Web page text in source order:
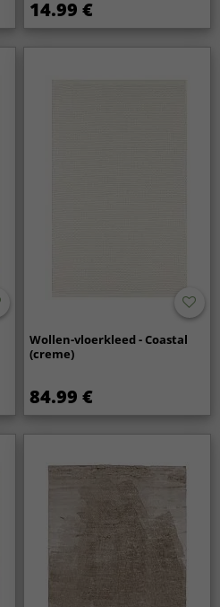
14.99 €
Wollen-vloerkleed - Coastal
(creme)
84.99 €